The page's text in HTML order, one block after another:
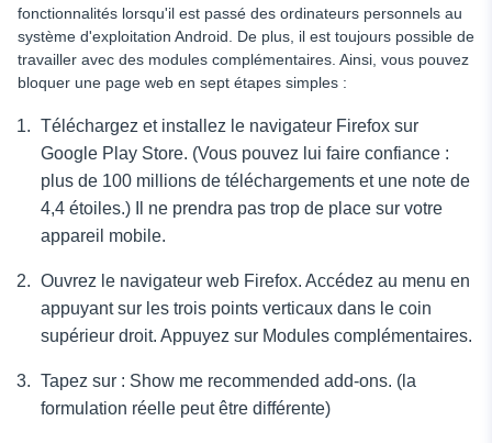
fonctionnalités lorsqu'il est passé des ordinateurs personnels au
système d'exploitation Android. De plus, il est toujours possible de
travailler avec des modules complémentaires. Ainsi, vous pouvez
bloquer une page web en sept étapes simples :
Téléchargez et installez le navigateur Firefox sur
Google Play Store. (Vous pouvez lui faire confiance :
plus de 100 millions de téléchargements et une note de
4,4 étoiles.) Il ne prendra pas trop de place sur votre
appareil mobile.
Ouvrez le navigateur web Firefox. Accédez au menu en
appuyant sur les trois points verticaux dans le coin
supérieur droit. Appuyez sur Modules complémentaires.
Tapez sur : Show me recommended add-ons. (la
formulation réelle peut être différente)